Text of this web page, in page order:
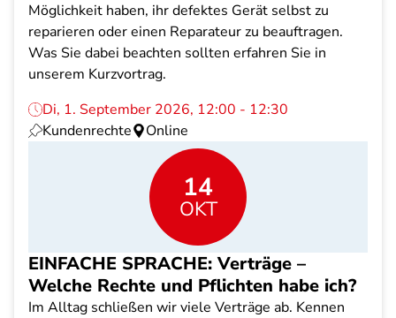
Möglichkeit haben, ihr defektes Gerät selbst zu
reparieren oder einen Reparateur zu beauftragen.
Was Sie dabei beachten sollten erfahren Sie in
unserem Kurzvortrag.
Di, 1. September 2026, 12:00 - 12:30
Kundenrechte
Online
14
OKT
EINFACHE SPRACHE: Verträge –
Welche Rechte und Pflichten habe ich?
Im Alltag schließen wir viele Verträge ab. Kennen